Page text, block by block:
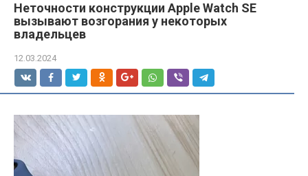
Неточности конструкции Apple Watch SE
вызывают возгорания у некоторых
владельцев
12.03.2024